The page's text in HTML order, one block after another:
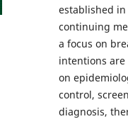
established
continuing
a focus on
intentions
on
control,
diagnosis,